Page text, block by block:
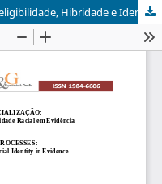
PROCESSOS DE RACIALIZAÇÃO: Inteligibilidade, Hibridade e Identidade Racial em Evidência